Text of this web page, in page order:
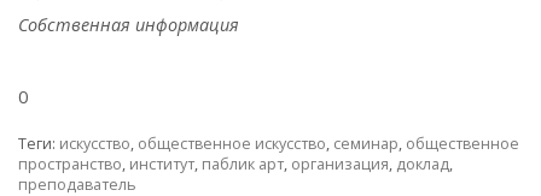
Собственная информация
0
Теги: искусство, общественное искусство, семинар, общественное
пространство, институт, паблик арт, организация, доклад,
преподаватель